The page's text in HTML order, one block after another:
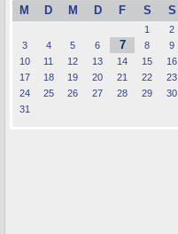
M
D M D F S S
1
2
3
4 5 6 7 8
9
10
11 12 13 14 15
16
17
18 19 20 21 22
23
24
25 26 27 28 29
30
31